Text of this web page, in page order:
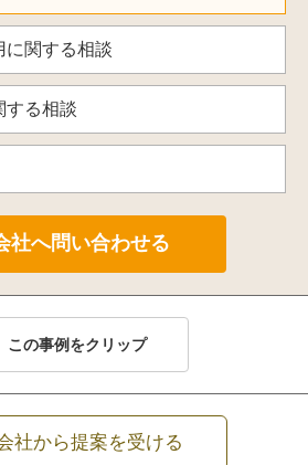
に関する相談
する相談
この事例をクリップ
社から提案を受ける